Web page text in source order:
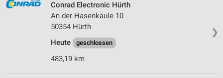
❯
Conrad Electronic Hürth
An der Hasenkaule 10
50354 Hürth
Heute
geschlossen
483,19 km